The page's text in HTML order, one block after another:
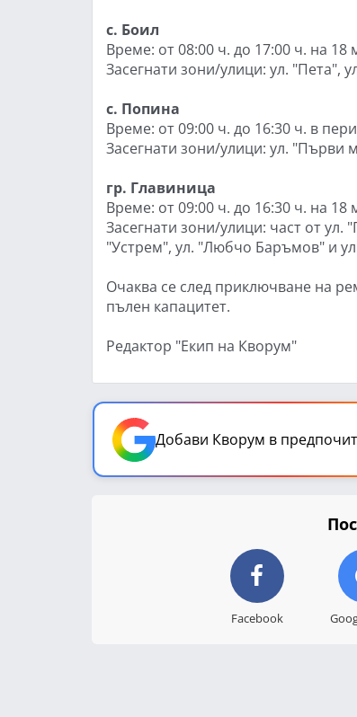
с. Боил
Време: от 08:00 ч. до 17:00 ч. на 18
Засегнати зони/улици: ул. "Пета",
с. Попина
Време: от 09:00 ч. до 16:30 ч. в
Засегнати зони/улици: ул. "Първи
гр. Главиница
Време: от 09:00 ч. до 16:30 ч. на 18
Засегнати зони/улици: част от
"Устрем", ул. "Любчо Баръмов" и
Очаква се след приключване на
пълен капацитет.
Редактор "Екип на Кворум"
Добави Кворум в
Facebook